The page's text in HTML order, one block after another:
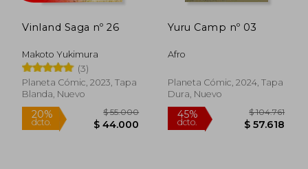
Vinland Saga nº 26
Makoto Yukimura
(3)
Planeta Cómic, 2023, Tapa
Blanda, Nuevo
Yuru Camp nº 03
Afro
Planeta Cómic, 2024, Tapa
Dura, Nuevo